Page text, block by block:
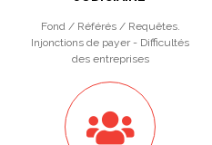
Fond / Référés / Requêtes.
Injonctions de payer - Difficultés
des entreprises